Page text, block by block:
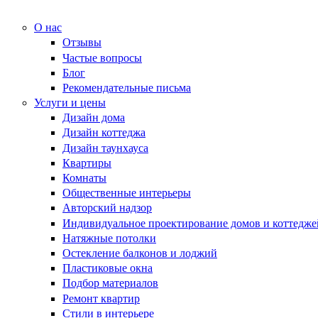
О нас
Отзывы
Частые вопросы
Блог
Рекомендательные письма
Услуги и цены
Дизайн дома
Дизайн коттеджа
Дизайн таунхауса
Квартиры
Комнаты
Общественные интерьеры
Авторский надзор
Индивидуальное проектирование домов и
Натяжные потолки
Остекление балконов и лоджий
Пластиковые окна
Подбор материалов
Ремонт квартир
Стили в интерьере